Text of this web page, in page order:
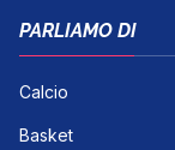
PARLIAMO DI
Calcio
Basket